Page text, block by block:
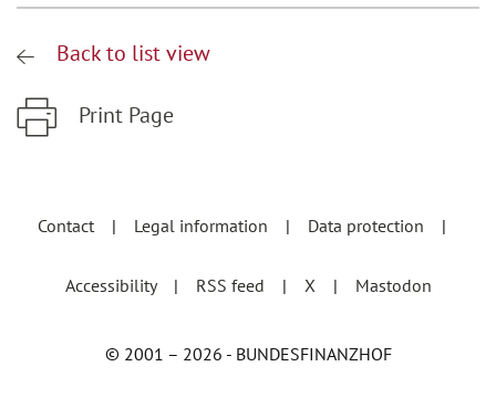
Back to list view
Print Page
Contact
Legal information Data protection
Accessibility RSS feed X Mastodon
© 2001 – 2026 - BUNDESFINANZHOF